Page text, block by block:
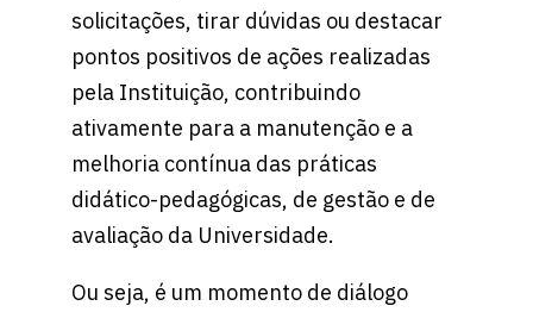
solicitações, tirar dúvidas ou destacar
pontos positivos de ações realizadas
pela Instituição, contribuindo
ativamente para a manutenção e a
melhoria contínua das práticas
didático-pedagógicas, de gestão e de
avaliação da Universidade.
Ou seja, é um momento de diálogo